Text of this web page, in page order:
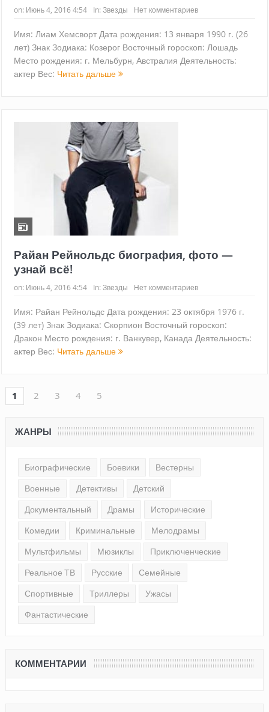
on: Июнь 4, 2016 4:54 In: Звезды Нет комментариев
Имя: Лиам Хемсворт Дата рождения: 13 января 1990 г. (26
лет) Знак Зодиака: Козерог Восточный гороскоп: Лошадь
Место рождения: г. Мельбурн, Австралия Деятельность:
актер Вес: Читать дальше
Райан Рейнольдс биография, фото —
узнай всё!
on: Июнь 4, 2016 4:54 In: Звезды Нет комментариев
Имя: Райан Рейнольдс Дата рождения: 23 октября 1976 г.
(39 лет) Знак Зодиака: Скорпион Восточный гороскоп:
Дракон Место рождения: г. Ванкувер, Канада Деятельность:
актер Вес: Читать дальше
1 2 3 4 5
ЖАНРЫ
Биографические Боевики Вестерны
Военные Детективы Детский
Документальный Драмы Исторические
Комедии Криминальные Мелодрамы
Мультфильмы Мюзиклы Приключенческие
Реальное ТВ Русские Семейные
Спортивные Триллеры Ужасы
Фантастические
КОММЕНТАРИИ